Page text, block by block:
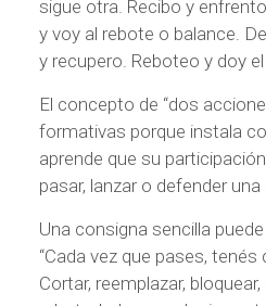
sigue otra. Recibo y
y voy al rebote o balance.
y recupero. Reboteo y doy el
El concepto de “dos
formativas porque instala
aprende que su
pasar, lanzar o defender una
Una consigna sencilla
“Cada vez que pases, tenés
Cortar, reemplazar,